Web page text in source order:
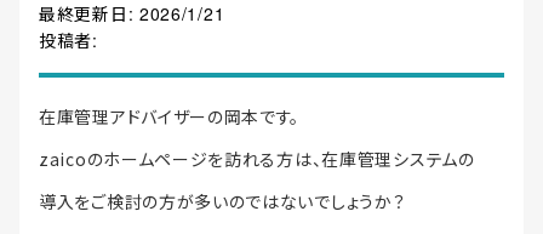
最終更新日: 2026/1/21
投稿者:
在庫管理アドバイザーの岡本です。
zaicoのホームページを訪れる方は、在庫管理システムの
導入をご検討の方が多いのではないでしょうか？